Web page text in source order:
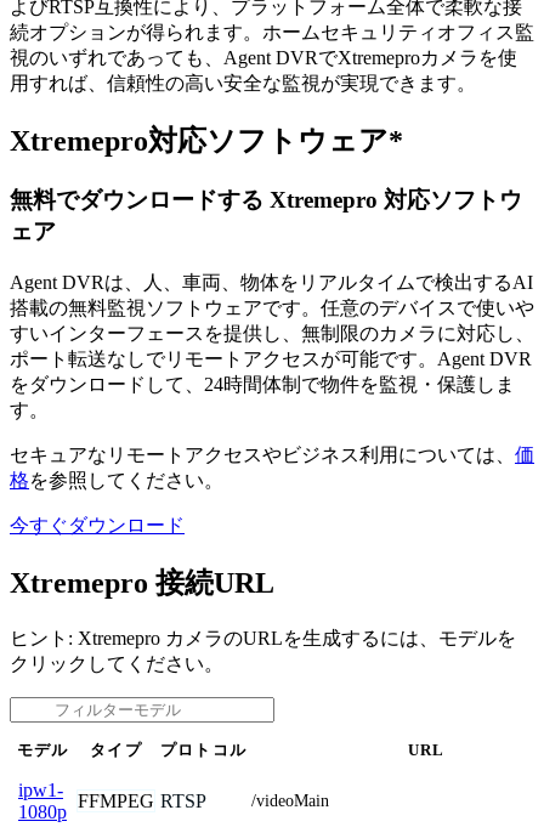
よびRTSP互換性により、プラットフォーム全体で柔軟な接
続オプションが得られます。ホームセキュリティオフィス監
視のいずれであっても、Agent DVRでXtremeproカメラを使
用すれば、信頼性の高い安全な監視が実現できます。
Xtremepro対応ソフトウェア*
無料でダウンロードする Xtremepro 対応ソフトウ
ェア
Agent DVRは、人、車両、物体をリアルタイムで検出するAI
搭載の無料監視ソフトウェアです。任意のデバイスで使いや
すいインターフェースを提供し、無制限のカメラに対応し、
ポート転送なしでリモートアクセスが可能です。Agent DVR
をダウンロードして、24時間体制で物件を監視・保護しま
す。
セキュアなリモートアクセスやビジネス利用については、 価
格を参照してください。
今すぐダウンロード
Xtremepro 接続URL
ヒント: Xtremepro カメラのURLを生成するには、モデルを
クリックしてください。
モデル タイプ プロトコル URL
ipw1-
1080p
FFMPEG RTSP /videoMain